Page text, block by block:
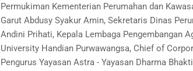
Permukiman Kementerian Perumahan dan
Garut Abdusy Syakur Amin, Sekretaris Dinas
Andini Prihati, Kepala Lembaga Pengembangan
University Handian Purwawangsa, Chief of
Pengurus Yayasan Astra - Yayasan Dharma